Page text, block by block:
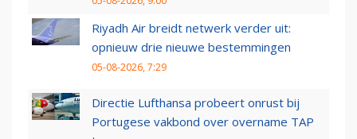
Riyadh Air breidt netwerk verder uit:
opnieuw drie nieuwe bestemmingen
05-08-2026, 7:29
Directie Lufthansa probeert onrust bij
Portugese vakbond over overname TAP